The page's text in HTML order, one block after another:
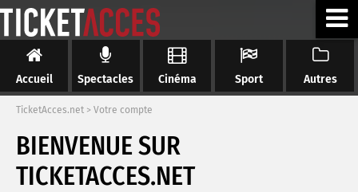
Accueil Spectacles Cinéma Sport Autres
TicketAcces.net > Votre compte
BIENVENUE SUR
TICKETACCES.NET